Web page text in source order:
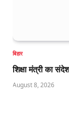
बिहार
शिक्षा मंत्री का
August 8, 2026